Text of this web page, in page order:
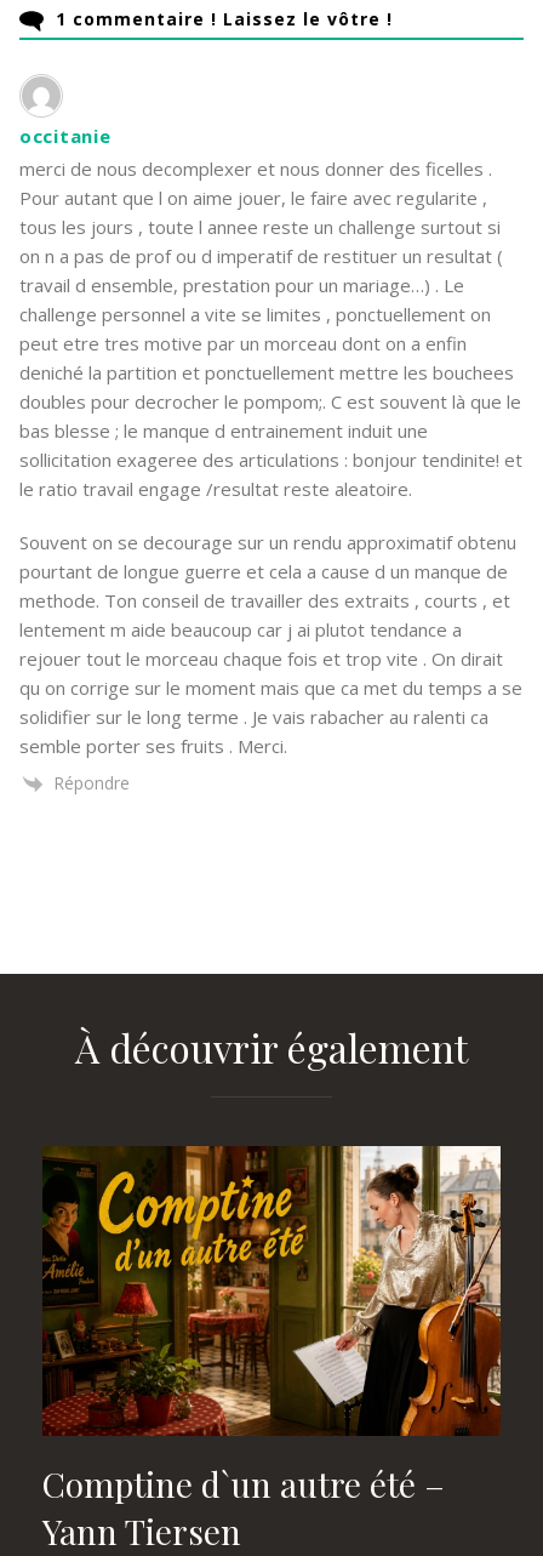
1 commentaire ! Laissez le vôtre !
occitanie
merci de nous decomplexer et nous donner des ficelles .
Pour autant que l on aime jouer, le faire avec regularite ,
tous les jours , toute l annee reste un challenge surtout si
on n a pas de prof ou d imperatif de restituer un resultat (
travail d ensemble, prestation pour un mariage…) . Le
challenge personnel a vite se limites , ponctuellement on
peut etre tres motive par un morceau dont on a enfin
deniché la partition et ponctuellement mettre les bouchees
doubles pour decrocher le pompom;. C est souvent là que le
bas blesse ; le manque d entrainement induit une
sollicitation exageree des articulations : bonjour tendinite! et
le ratio travail engage /resultat reste aleatoire.
Souvent on se decourage sur un rendu approximatif obtenu
pourtant de longue guerre et cela a cause d un manque de
methode. Ton conseil de travailler des extraits , courts , et
lentement m aide beaucoup car j ai plutot tendance a
rejouer tout le morceau chaque fois et trop vite . On dirait
qu on corrige sur le moment mais que ca met du temps a se
solidifier sur le long terme . Je vais rabacher au ralenti ca
semble porter ses fruits . Merci.
Répondre
À découvrir également
Comptine d`un autre été –
Yann Tiersen